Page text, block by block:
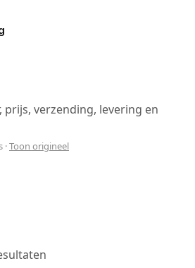
prijs, verzending, levering en
·Toon origineel